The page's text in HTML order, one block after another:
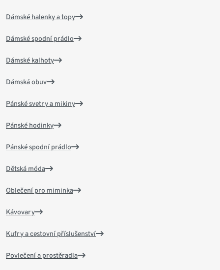
Dámské halenky a topy
Dámské spodní prádlo
Dámské kalhoty
Dámská obuv
Pánské svetry a mikiny
Pánské hodinky
Pánské spodní prádlo
Dětská móda
Oblečení pro miminka
Kávovary
Kufry a cestovní příslušenství
Povlečení a prostěradla